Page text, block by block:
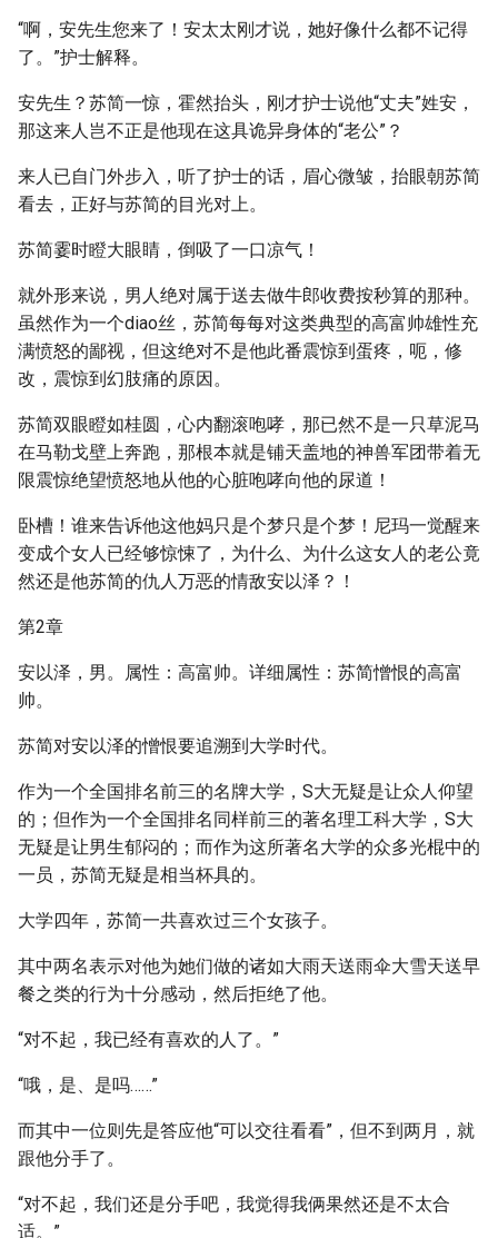
“啊，安先生您来了！安太太刚才说，她好像什么都不记得
了。”护士解释。
安先生？苏简一惊，霍然抬头，刚才护士说他“丈夫”姓安，
那这来人岂不正是他现在这具诡异身体的“老公”？
来人已自门外步入，听了护士的话，眉心微皱，抬眼朝苏简
看去，正好与苏简的目光对上。
苏简霎时瞪大眼睛，倒吸了一口凉气！
就外形来说，男人绝对属于送去做牛郎收费按秒算的那种。
虽然作为一个diao丝，苏简每每对这类典型的高富帅雄性充
满愤怒的鄙视，但这绝对不是他此番震惊到蛋疼，呃，修
改，震惊到幻肢痛的原因。
苏简双眼瞪如桂圆，心内翻滚咆哮，那已然不是一只草泥马
在马勒戈壁上奔跑，那根本就是铺天盖地的神兽军团带着无
限震惊绝望愤怒地从他的心脏咆哮向他的尿道！
卧槽！谁来告诉他这他妈只是个梦只是个梦！尼玛一觉醒来
变成个女人已经够惊悚了，为什么、为什么这女人的老公竟
然还是他苏简的仇人万恶的情敌安以泽？！
第2章
安以泽，男。属性：高富帅。详细属性：苏简憎恨的高富
帅。
苏简对安以泽的憎恨要追溯到大学时代。
作为一个全国排名前三的名牌大学，S大无疑是让众人仰望
的；但作为一个全国排名同样前三的著名理工科大学，S大
无疑是让男生郁闷的；而作为这所著名大学的众多光棍中的
一员，苏简无疑是相当杯具的。
大学四年，苏简一共喜欢过三个女孩子。
其中两名表示对他为她们做的诸如大雨天送雨伞大雪天送早
餐之类的行为十分感动，然后拒绝了他。
“对不起，我已经有喜欢的人了。”
“哦，是、是吗……”
而其中一位则先是答应他“可以交往看看”，但不到两月，就
跟他分手了。
“对不起，我们还是分手吧，我觉得我俩果然还是不太合
适。”